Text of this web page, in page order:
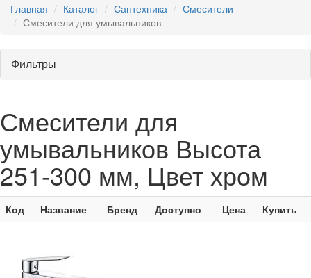
Главная
Каталог Сантехника
Смесители
Смесители для умывальников
Фильтры
Смесители для
умывальников Высота
251-300 мм, Цвет хром
Код Название Бренд Доступно Цена Купить